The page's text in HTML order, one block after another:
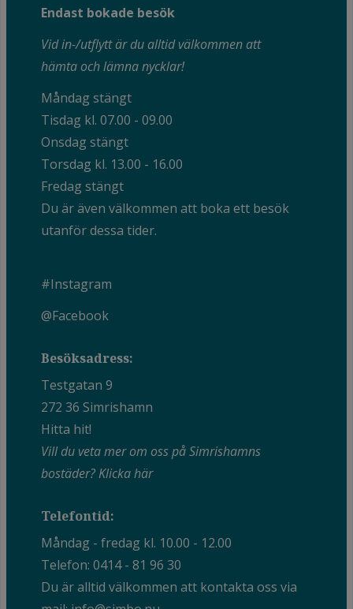
Endast bokade besök
Vid in-/utflytt är du alltid välkommen att
hämta och lämna nycklar!
Måndag stängt
Tisdag kl. 07.00 - 09.00
Onsdag stängt
Torsdag kl. 13.00 - 16.00
Fredag stängt
Du är även välkommen att boka ett besök
utanför dessa tider.
#Instagram
@Facebook
Besöksadress:
Testgatan 9
272 36 Simrishamn
Hitta hit!
Vill du veta mer om oss på Simrishamns
bostäder?Klicka här
Telefontid:
Måndag - fredag kl. 10.00 - 12.00
Telefon: 0414 - 81 96 30
Du är alltid välkommen att kontakta oss via